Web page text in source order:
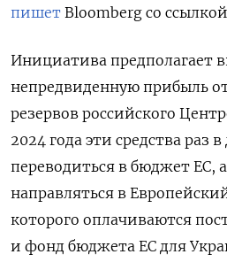
пишет Bloomberg со
Инициатива предполагает
непредвиденную прибыль
резервов российского
2024 года эти средства раз в
переводиться в бюджет ЕС,
направляться в
которого оплачиваются
и фонд бюджета ЕС для